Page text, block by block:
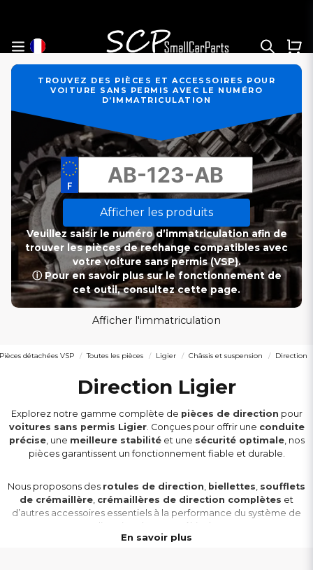
TROUVEZ DES PIÈCES ET ACCESSOIRES POUR
VOITURE SANS PERMIS AVEC LE NUMÉRO
D’IMMATRICULATION
Afficher les produits
Veuillez saisir le numéro d’immatriculation afin de
trouver les pièces de rechange compatibles avec
votre voiture sans permis (VSP).
ⓘ Pour en savoir plus sur le fonctionnement de
cet outil, consultez cette page.
Afficher l'immatriculation
Pièces détachées VSP Toutes les pièces Ligier Châssis et suspension Direction
Direction Ligier
Explorez notre gamme complète de pièces de direction pour
voitures sans permis Ligier. Conçues pour offrir une conduite
précise, une meilleure stabilitéet une sécurité optimale, nos
pièces garantissent un fonctionnement fiable et durable.
Nous proposons des rotules de direction, biellettes, soufflets
de crémaillère, crémaillères de direction complètes et
d’autres accessoires essentiels à la performance du système de
direction de votre véhicule.
En savoir plus